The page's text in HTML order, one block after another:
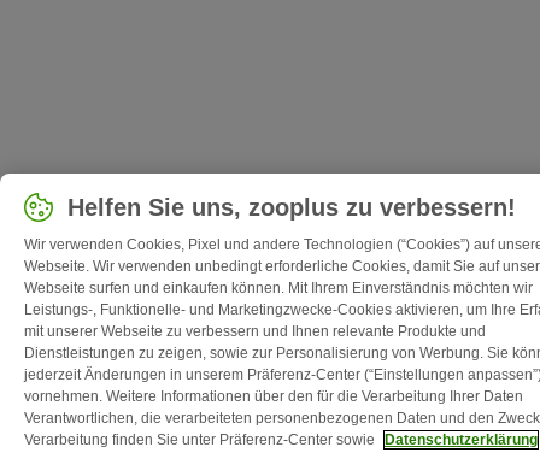
Helfen Sie uns, zooplus zu verbessern!
Wir verwenden Cookies, Pixel und andere Technologien (“Cookies”) auf
Webseite. Wir verwenden unbedingt erforderliche Cookies, damit Sie auf
Webseite surfen und einkaufen können. Mit Ihrem Einverständnis möchten wir
Leistungs-, Funktionelle- und Marketingzwecke-Cookies aktivieren, um Ihre
mit unserer Webseite zu verbessern und Ihnen relevante Produkte und
Dienstleistungen zu zeigen, sowie zur Personalisierung von Werbung. Sie
jederzeit Änderungen in unserem Präferenz-Center (“Einstellungen
vornehmen. Weitere Informationen über den für die Verarbeitung Ihrer Daten
Verantwortlichen, die verarbeiteten personenbezogenen Daten und den
Verarbeitung finden Sie unter Präferenz-Center sowie
Datenschutzerklärung